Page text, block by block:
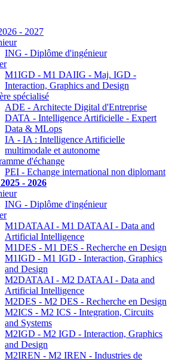
- 2027
ING - Diplôme d'ingénieur
M1IGD - M1 DAIIG - Maj. IGD -
Interaction, Graphics and Design
spécialisé
ADE - Architecte Digital d'Entreprise
DATA - Intelligence Artificielle - Expert
Data & MLops
IA - IA : Intelligence Artificielle
multimodale et autonome
d'échange
PEI - Echange international non diplomant
- 2026
ING - Diplôme d'ingénieur
M1DATAAI - M1 DATAAI - Data and
Artificial Intelligence
M1DES - M1 DES - Recherche en Design
M1IGD - M1 IGD - Interaction, Graphics
and Design
M2DATAAI - M2 DATAAI - Data and
Artificial Intelligence
M2DES - M2 DES - Recherche en Design
M2ICS - M2 ICS - Integration, Circuits
and Systems
M2IGD - M2 IGD - Interaction, Graphics
and Design
M2IREN - M2 IREN - Industries de